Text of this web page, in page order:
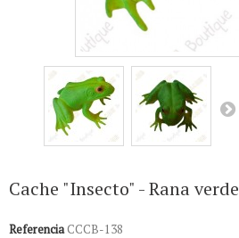
Cache "Insecto" - Rana verde
ReferenciaCCCB-138